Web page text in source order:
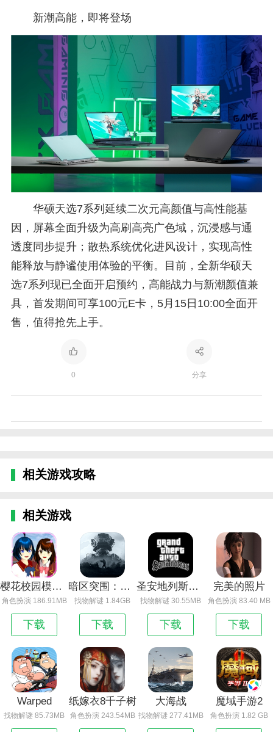
新潮高能，即将登场
华硕天选7系列延续二次元高颜值与高性能基
因，屏幕全面升级为高刷高亮广色域，沉浸感与通
透度同步提升；散热系统优化进风设计，实现高性
能释放与静谧使用体验的平衡。目前，全新华硕天
选7系列现已全面开启预约，高能战力与新潮颜值兼
具，首发期间可享100元E卡，5月15日10:00全面开
售，值得抢先上手。
0 分享
相关游戏攻略
相关游戏
樱花校园模拟器
角色扮演 186.91MB
下载
暗区突围：无限
找物解谜 1.84GB
下载
圣安地列斯破解版中文破解版下载_圣安地列斯
找物解谜 30.55MB
下载
完美的照片
角色扮演 83.40 MB
下载
Warped
找物解谜 85.73MB
纸嫁衣8千子树
角色扮演 243.54MB
大海战
找物解谜 277.41MB
魔域手游2
角色扮演 1.82 GB